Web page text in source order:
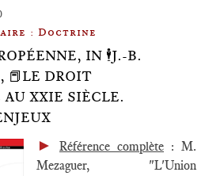
: Doctrine
IN 🕴️J.-B.
📕LE DROIT
XXIE SIÈCLE.
► Référence complète : M.
Mezaguer, "L'Union